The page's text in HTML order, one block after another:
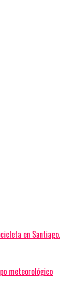
en Santiago.
meteorológico